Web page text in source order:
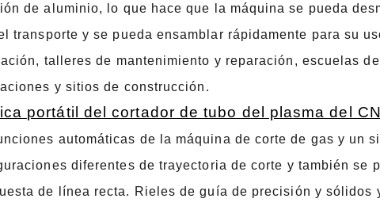
de aluminio, lo que hace que la máquina se pueda
transporte y se pueda ensamblar rápidamente para su
talleres de mantenimiento y reparación, escuelas
y sitios de construcción.
portátil del cortador de tubo del plasma del
automáticas de la máquina de corte de gas y un
diferentes de trayectoria de corte y también se
de línea recta. Rieles de guía de precisión y sólidos